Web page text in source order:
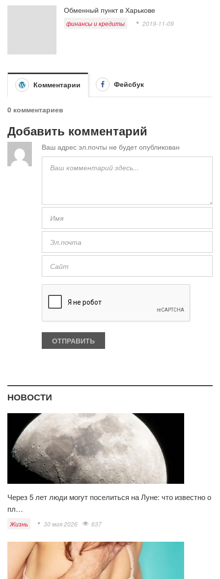
Обменный пункт в Харькове
финансы и кредиты 2019-11-09
Комментарии Фейсбук
0 комментариев
Добавить комментарий
Ваш адрес эл.почты не будет опубликован
НОВОСТИ
Через 5 лет люди могут поселиться на Луне: что известно о
пл…
Жизнь 30 мая 2026 637